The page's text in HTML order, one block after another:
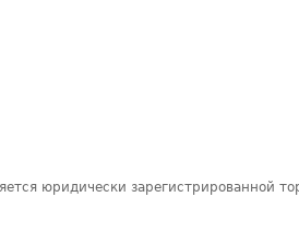
юридически зарегистрированной